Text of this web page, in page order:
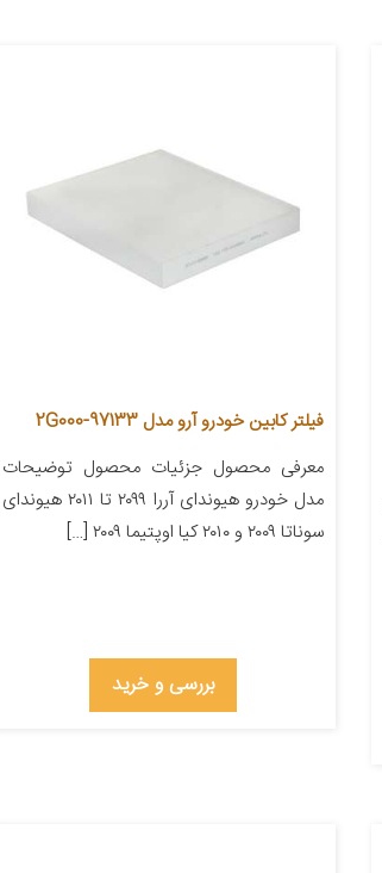
فیلتر کابین خودرو آرو مدل 2G000-97133
معرفی محصول جزئیات محصول توضیحات
مدل خودرو هیوندای آررا ۲۰۹۹ تا ۲۰۱۱ هیوندای
سوناتا ۲۰۰۹ و ۲۰۱۰ کیا اوپتیما ۲۰۰۹ […]
بررسی و خرید